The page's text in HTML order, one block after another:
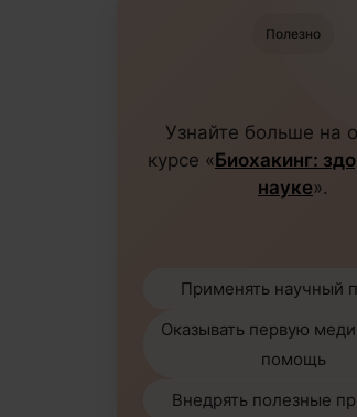
Полезно
Узнайте больше на
курсе «Биохакинг:
науке».
Применять научный
Оказывать первую
помощь
Внедрять полезные